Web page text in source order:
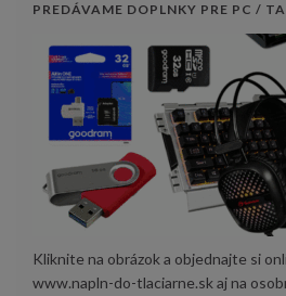
PREDÁVAME DOPLNKY PRE PC /
Kliknite na obrázok a objednajte si
www.napln-do-tlaciarne.sk aj na